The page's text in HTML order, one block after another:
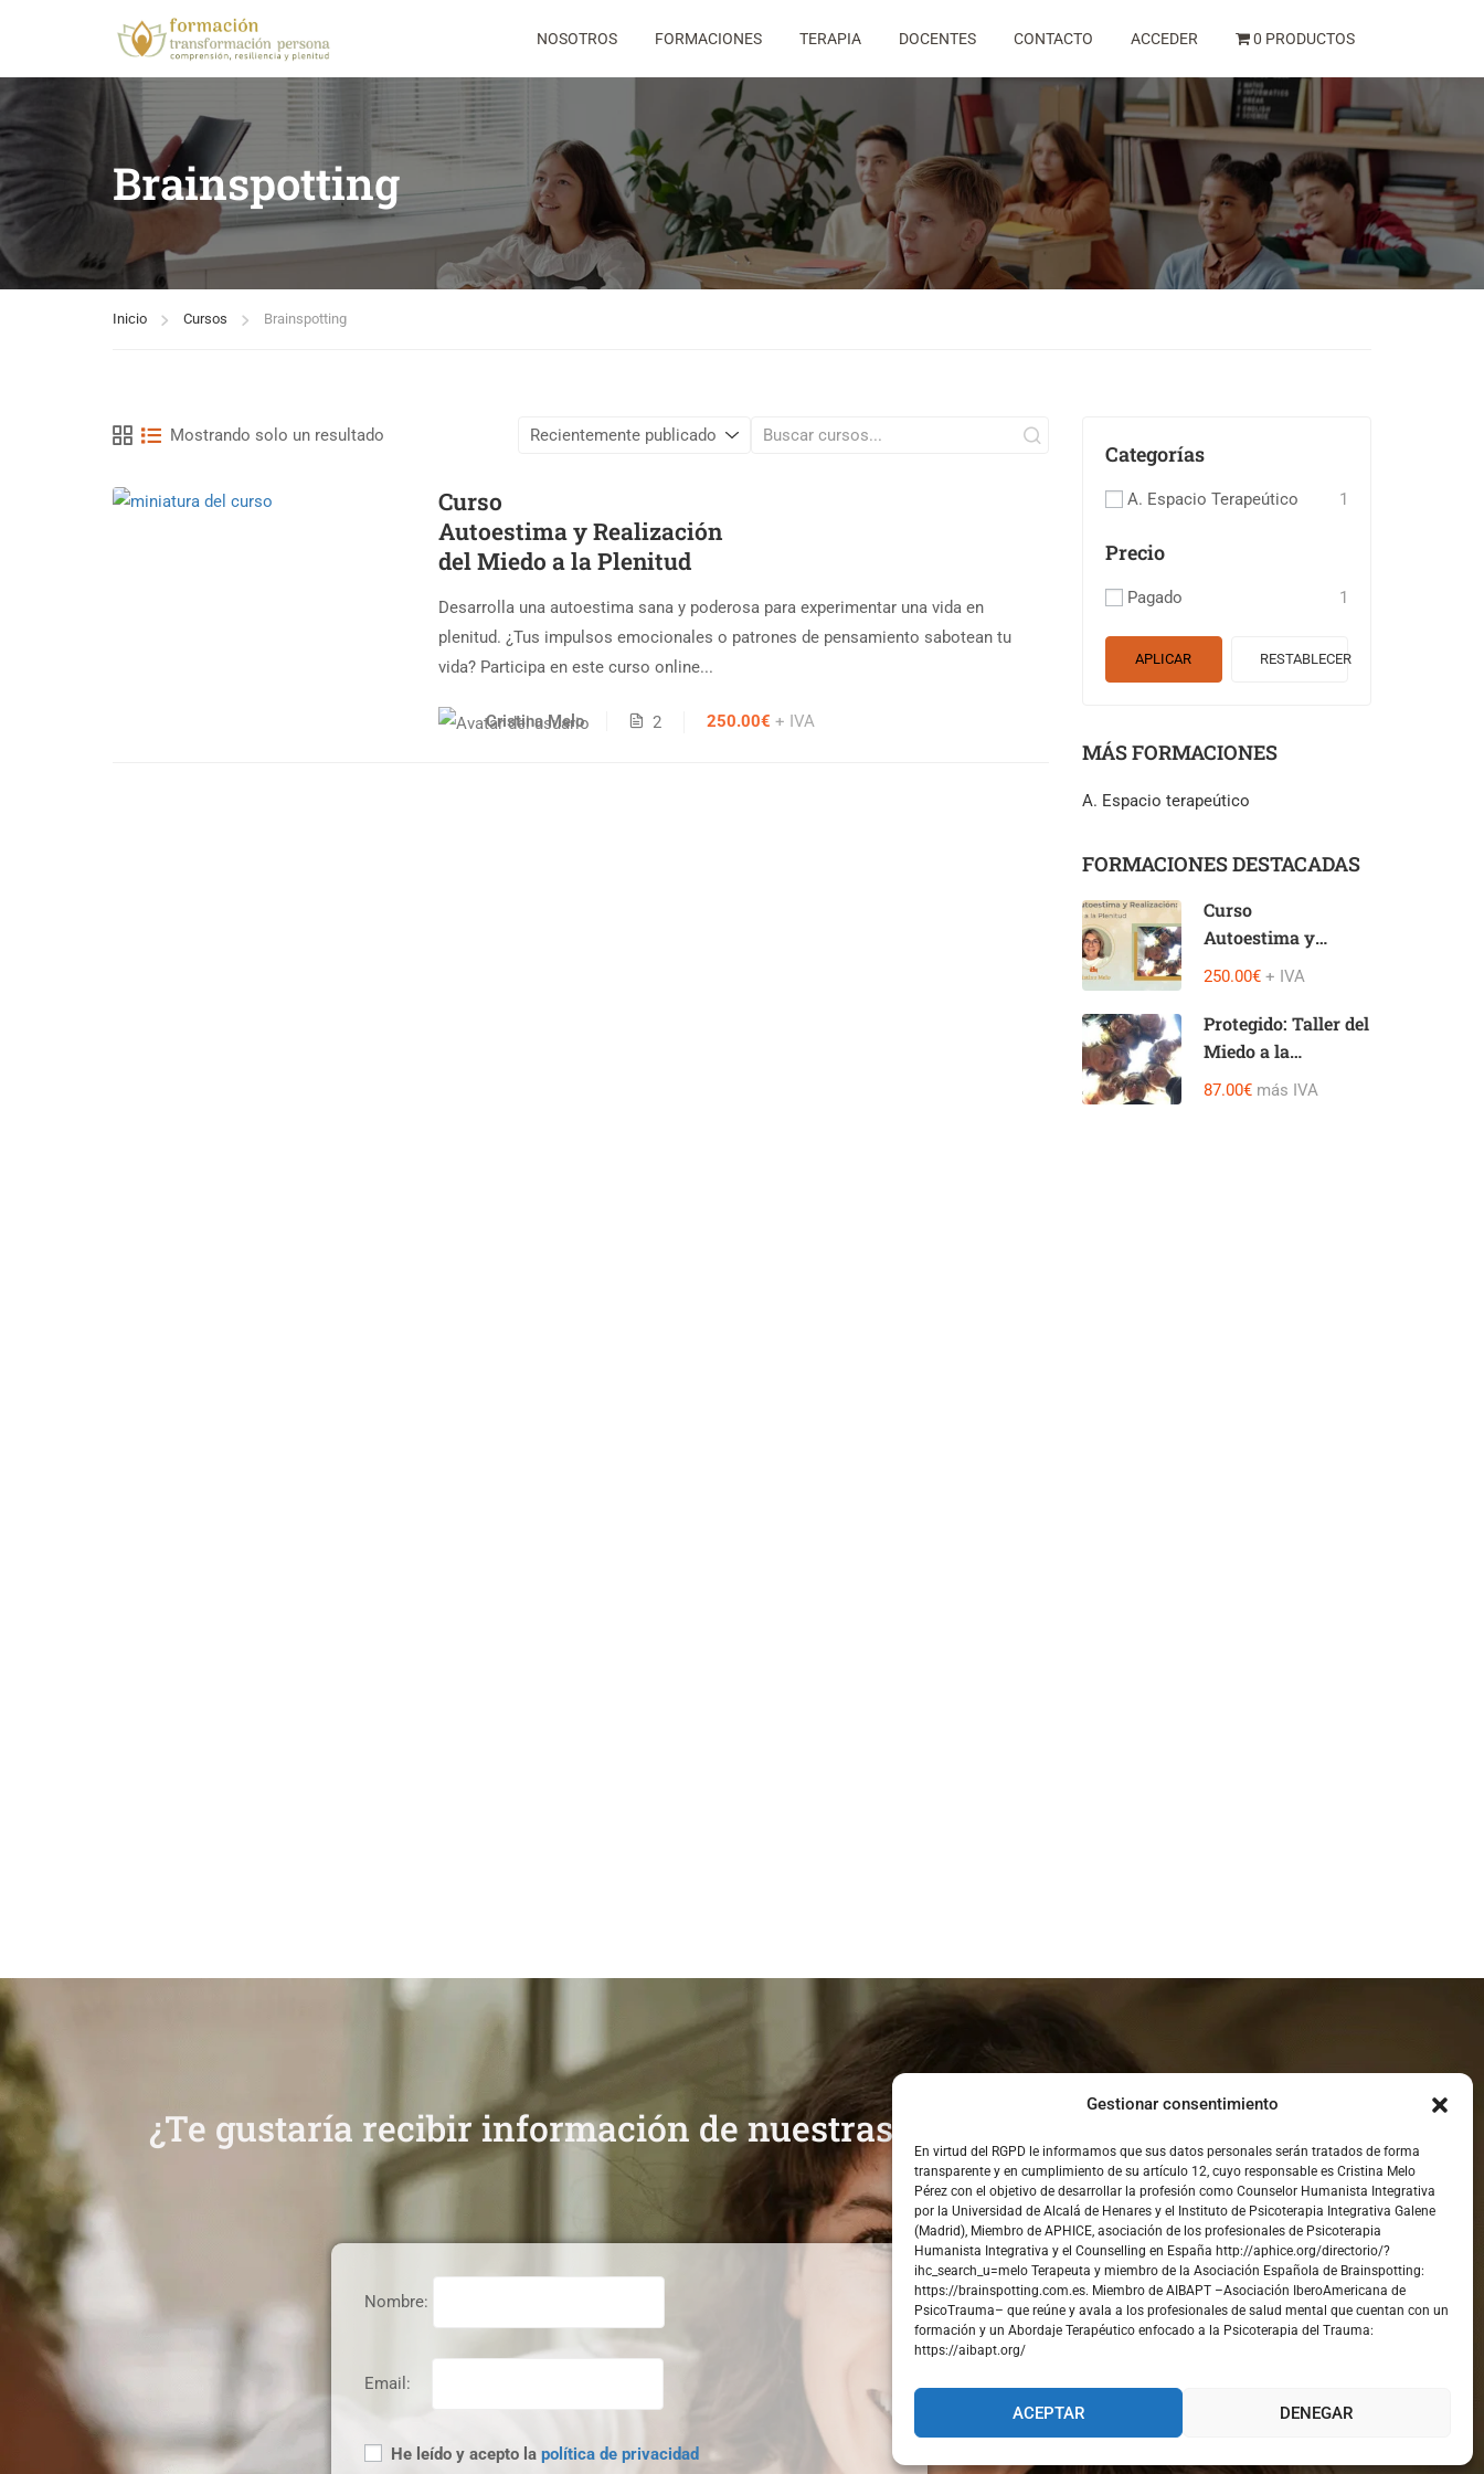
Gestionar consentimiento
En virtud del RGPD le informamos que sus datos personales serán tratados de forma
transparente y en cumplimiento de su artículo 12, cuyo responsable es Cristina Melo
Pérez con el objetivo de desarrollar la profesión como Counselor Humanista Integrativa
por la Universidad de Alcalá de Henares y el Instituto de Psicoterapia Integrativa Galene
(Madrid), Miembro de APHICE, asociación de los profesionales de Psicoterapia
Humanista Integrativa y el Counselling en España http://aphice.org/directorio/?
ihc_search_u=melo Terapeuta y miembro de la Asociación Española de Brainspotting:
https://brainspotting.com.es. Miembro de AIBAPT –Asociación IberoAmericana de
PsicoTrauma– que reúne y avala a los profesionales de salud mental que cuentan con un
formación y un Abordaje Terapéutico enfocado a la Psicoterapia del Trauma:
https://aibapt.org/
ACEPTAR DENEGAR
NOSOTROS FORMACIONES TERAPIA DOCENTES CONTACTO ACCEDER 0 PRODUCTOS
Brainspotting
Inicio Cursos Brainspotting
Mostrando solo un resultado
Curso
Autoestima y Realización
del Miedo a la Plenitud
Desarrolla una autoestima sana y poderosa para experimentar una vida en
plenitud. ¿Tus impulsos emocionales o patrones de pensamiento sabotean tu
vida? Participa en este curso online...
Cristina Melo 2 250.00€ + IVA
Categorías
A. Espacio Terapeútico 1
Precio
Pagado 1
APLICAR RESTABLECER
MÁS FORMACIONES
A. Espacio terapeútico
FORMACIONES DESTACADAS
Curso
Autoestima y
Realización
Plenitud
250.00€ + IVA
Protegido: Taller del
Miedo a la
Seguridad
87.00€ más IVA
¿Te gustaría recibir información de nuestras actividades?
Nombre:
Email:
He leído y acepto la política de privacidad